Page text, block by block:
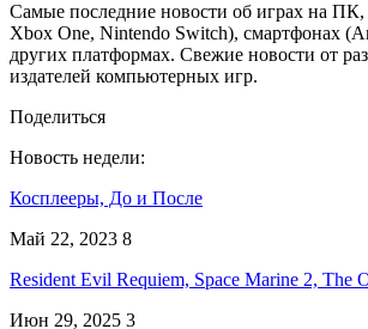
Самые последние новости об играх на ПК,
Xbox One, Nintendo Switch), смартфонах
других платформах. Свежие новости от
издателей компьютерных игр.
Поделиться
Новость недели:
Косплееры, До и После
Май 22, 2023 8
Resident Evil Requiem, Space Marine 2, The
Июн 29, 2025 3